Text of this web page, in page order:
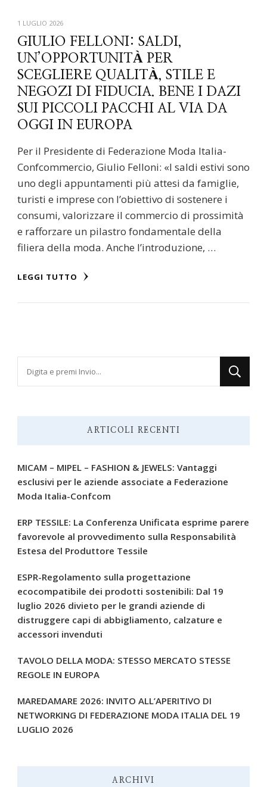
1 LUGLIO 2026
GIULIO FELLONI: SALDI,
UN’OPPORTUNITÀ PER
SCEGLIERE QUALITÀ, STILE E
NEGOZI DI FIDUCIA. BENE I DAZI
SUI PICCOLI PACCHI AL VIA DA
OGGI IN EUROPA
Per il Presidente di Federazione Moda Italia-
Confcommercio, Giulio Felloni: «I saldi estivi sono
uno degli appuntamenti più attesi da famiglie,
turisti e imprese con l’obiettivo di sostenere i
consumi, valorizzare il commercio di prossimità
e rafforzare un pilastro fondamentale della
filiera della moda. Anche l’introduzione, …
LEGGI TUTTO
ARTICOLI RECENTI
MICAM – MIPEL – FASHION & JEWELS: Vantaggi
esclusivi per le aziende associate a Federazione
Moda Italia-Confcom
ERP TESSILE: La Conferenza Unificata esprime parere
favorevole al provvedimento sulla Responsabilità
Estesa del Produttore Tessile
ESPR-Regolamento sulla progettazione
ecocompatibile dei prodotti sostenibili: Dal 19
luglio 2026 divieto per le grandi aziende di
distruggere capi di abbigliamento, calzature e
accessori invenduti
TAVOLO DELLA MODA: STESSO MERCATO STESSE
REGOLE IN EUROPA
MAREDAMARE 2026: INVITO ALL’APERITIVO DI
NETWORKING DI FEDERAZIONE MODA ITALIA DEL 19
LUGLIO 2026
ARCHIVI